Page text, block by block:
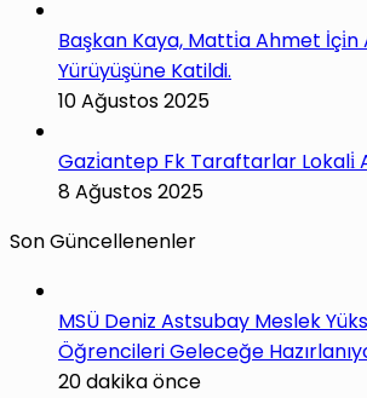
Başkan Kaya, Matti̇a Ahmet İçi̇n
Yürüyüşüne Katildi.
10 Ağustos 2025
Gazi̇antep Fk Taraftarlar Lokali̇
8 Ağustos 2025
Son Güncellenenler
MSÜ Deniz Astsubay Meslek
Öğrencileri Geleceğe
20 dakika önce